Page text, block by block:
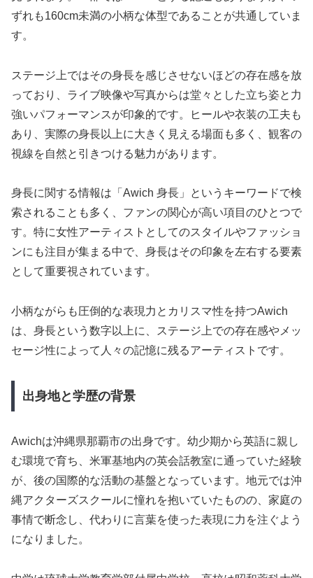
ずれも160cm未満の小柄な体型であることが共通していま
す。
ステージ上ではその身長を感じさせないほどの存在感を放
っており、ライブ映像や写真からは堂々とした立ち姿と力
強いパフォーマンスが印象的です。ヒールや衣装の工夫も
あり、実際の身長以上に大きく見える場面も多く、観客の
視線を自然と引きつける魅力があります。
身長に関する情報は「Awich 身長」というキーワードで検
索されることも多く、ファンの関心が高い項目のひとつで
す。特に女性アーティストとしてのスタイルやファッショ
ンにも注目が集まる中で、身長はその印象を左右する要素
として重要視されています。
小柄ながらも圧倒的な表現力とカリスマ性を持つAwich
は、身長という数字以上に、ステージ上での存在感やメッ
セージ性によって人々の記憶に残るアーティストです。
出身地と学歴の背景
Awichは沖縄県那覇市の出身です。幼少期から英語に親し
む環境で育ち、米軍基地内の英会話教室に通っていた経験
が、後の国際的な活動の基盤となっています。地元では沖
縄アクターズスクールに憧れを抱いていたものの、家庭の
事情で断念し、代わりに言葉を使った表現に力を注ぐよう
になりました。